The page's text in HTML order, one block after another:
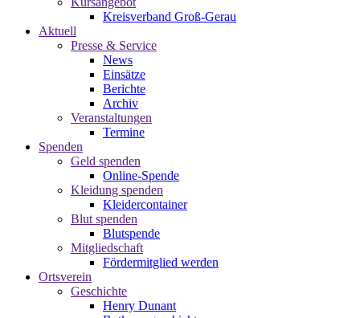
Kreisverband Groß-Gerau
Aktuell
Presse & Service
News
Einsätze
Berichte
Archiv
Veranstaltungen
Termine
Spenden
Geld spenden
Online-Spende
Kleidung spenden
Kleidercontainer
Blut spenden
Blutspende
Mitgliedschaft
Fördermitglied werden
Ortsverein
Geschichte
Henry Dunant